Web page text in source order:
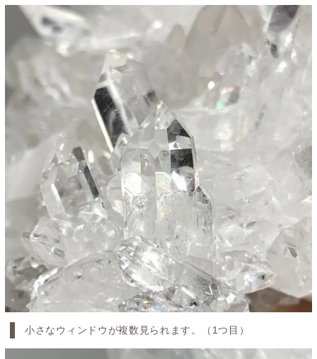
小さなウィンドウが複数見られます。（1つ目）